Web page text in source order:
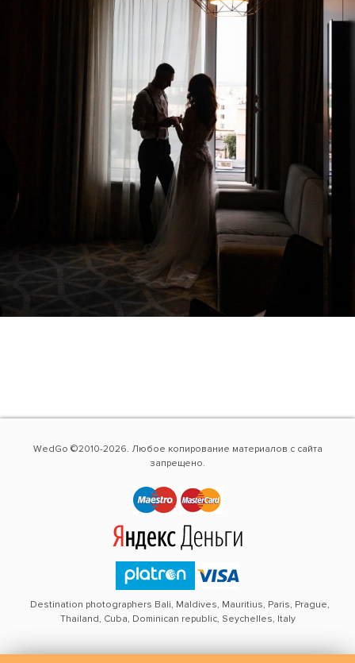
WedGo ©2010-2026. Любое копирование материалов с сайта
запрещено.
Destination photographers Bali, Maldives, Mauritius, Paris, Prague,
Thailand, Cuba, Dominican republic, Seychelles, Italy